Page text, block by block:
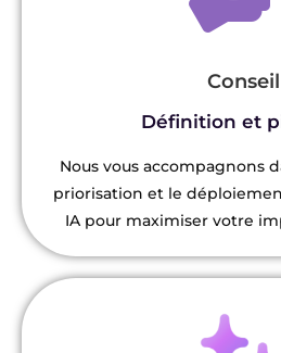
Conseil
Définition et
Nous vous accompagnons
priorisation et le
IA pour maximiser votre